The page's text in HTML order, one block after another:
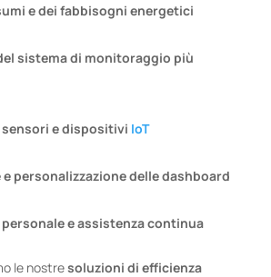
e dei fabbisogni energetici
sistema di monitoraggio più
e dispositivi IoT
personalizzazione delle dashboard
e assistenza continua
le nostresoluzioni di efficienza